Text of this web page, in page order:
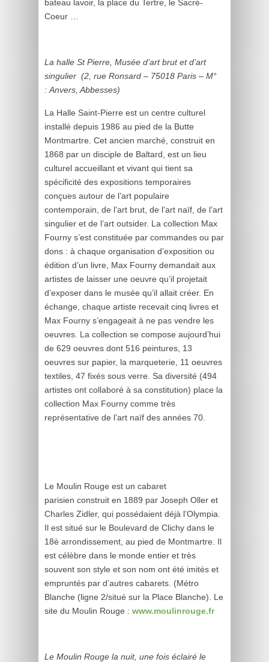
bateau lavoir, la place du Tertre, le Sacré-
Coeur …
La halle St Pierre, Musée d’art brut et d’art
singulier (2, rue Ronsard – 75018 Paris – M°
: Anvers, Abbesses)
La Halle Saint-Pierre est un centre culturel
installé depuis 1986 au pied de la Butte
Montmartre. Cet ancien marché, construit en
1868 par un disciple de Baltard, est un lieu
culturel accueillant et vivant qui tient sa
spécificité des expositions temporaires
conçues autour de l’art populaire
contemporain, de l’art brut, de l’art naïf, de l’art
singulier et de l’art outsider. La collection Max
Fourny s’est constituée par commandes ou par
dons : à chaque organisation d’exposition ou
édition d’un livre, Max Fourny demandait aux
artistes de laisser une oeuvre qu’il projetait
d’exposer dans le musée qu’il allait créer. En
échange, chaque artiste recevait cinq livres et
Max Fourny s’engageait à ne pas vendre les
oeuvres. La collection se compose aujourd’hui
de 629 oeuvres dont 516 peintures, 13
oeuvres sur papier, la marqueterie, 11 oeuvres
textiles, 47 fixés sous verre. Sa diversité (494
artistes ont collaboré à sa constitution) place la
collection Max Fourny comme très
représentative de l’art naïf des années 70.
Le Moulin Rouge est un cabaret
parisien construit en 1889 par Joseph Oller et
Charles Zidler, qui possédaient déjà l’Olympia.
Il est situé sur le Boulevard de Clichy dans le
18è arrondissement, au pied de Montmartre. Il
est célèbre dans le monde entier et très
souvent son style et son nom ont été imités et
empruntés par d’autres cabarets. (Métro
Blanche (ligne 2/situé sur la Place Blanche). Le
site du Moulin Rouge : www.moulinrouge.fr
Le Moulin Rouge la nuit, une fois éclairé le